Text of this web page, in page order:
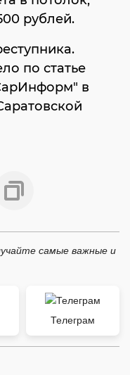
рублей.
по статье
в
самые важные и
Телеграм